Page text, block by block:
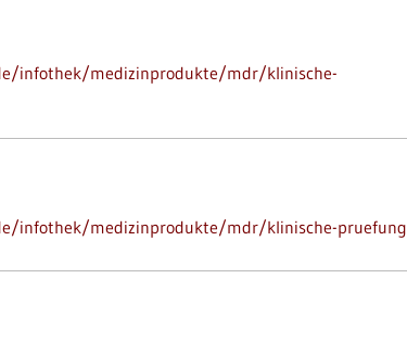
infothek/medizinprodukte/mdr/klinische-
infothek/medizinprodukte/mdr/klinische-pruefung